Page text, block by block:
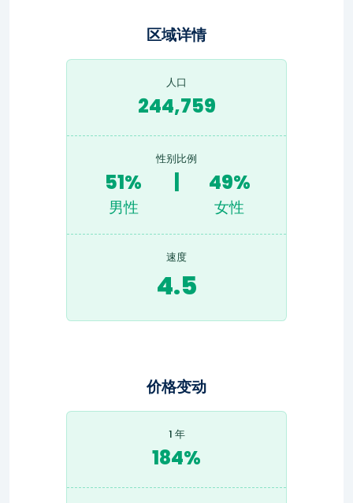
区域详情
人口
244,759
性别比例
51%
男性
49%
女性
速度
4.5
价格变动
1 年
184%